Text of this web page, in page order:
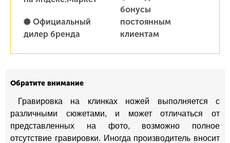
Официальный
дилер бренда
бонусы
постоянным
клиентам
Обратите внимание
Гравировка на клинках ножей выполняется с
различными сюжетами, и может отличаться от
представленных на фото, возможно полное
отсутствие гравировки. Иногда производитель вносит